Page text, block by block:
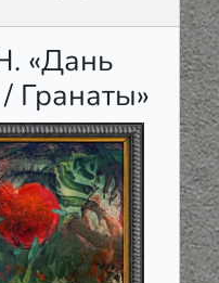
«Дань
Гранаты»